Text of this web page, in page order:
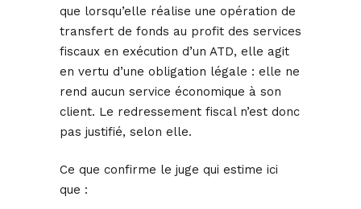
que lorsqu’elle réalise une opération de
transfert de fonds au profit des services
fiscaux en exécution d’un ATD, elle agit
en vertu d’une obligation légale : elle ne
rend aucun service économique à son
client. Le redressement fiscal n’est donc
pas justifié, selon elle.
Ce que confirme le juge qui estime ici
que :